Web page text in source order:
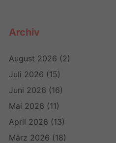
Archiv
August 2026 (2)
Juli 2026 (15)
Juni 2026 (16)
Mai 2026 (11)
April 2026 (13)
März 2026 (18)